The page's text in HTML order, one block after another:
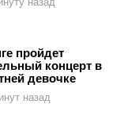
пройдет
концерт в
девочке
назад